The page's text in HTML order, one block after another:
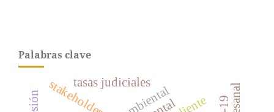
Palabras clave
stakeholders
tasas judiciales